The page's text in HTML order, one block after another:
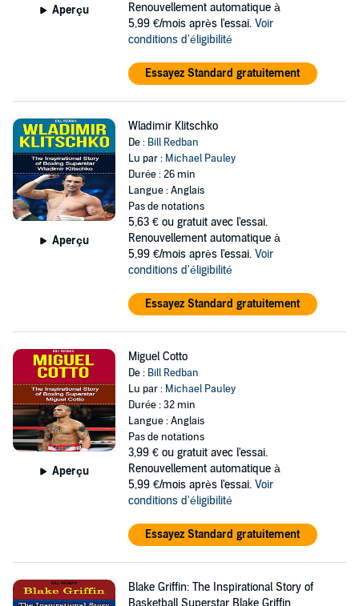
Aperçu
Renouvellement automatique à
5,99 €/mois après l'essai. Voir
conditions d'éligibilité
Essayez Standard gratuitement
Aperçu
Wladimir Klitschko
De : Bill Redban
Lu par : Michael Pauley
Durée : 26 min
Langue : Anglais
Pas de notations
5,63 € ou gratuit avec l'essai.
Renouvellement automatique à
5,99 €/mois après l'essai. Voir
conditions d'éligibilité
Essayez Standard gratuitement
Aperçu
Miguel Cotto
De : Bill Redban
Lu par : Michael Pauley
Durée : 32 min
Langue : Anglais
Pas de notations
3,99 € ou gratuit avec l'essai.
Renouvellement automatique à
5,99 €/mois après l'essai. Voir
conditions d'éligibilité
Essayez Standard gratuitement
Blake Griffin: The Inspirational Story of
Basketball Superstar Blake Griffin